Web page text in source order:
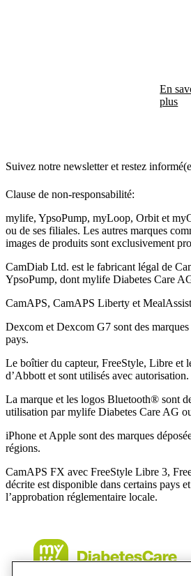
En
plus
Suivez notre newsletter et restez
Clause de non-responsabilité:
mylife, YpsoPump, myLoop, Orbit et
ou de ses filiales. Les autres marques
images de produits sont exclusivement
CamDiab Ltd. est le fabricant légal de
YpsoPump, dont mylife Diabetes Care
CamAPS, CamAPS Liberty et
Dexcom et Dexcom G7 sont des
pays.
Le boîtier du capteur, FreeStyle, Libre et
d’Abbott et sont utilisés avec autorisation.
La marque et les logos Bluetooth® sont
utilisation par mylife Diabetes Care AG
iPhone et Apple sont des marques
régions.
CamAPS FX avec FreeStyle Libre 3,
décrite est disponible dans certains pays
l’approbation réglementaire locale.